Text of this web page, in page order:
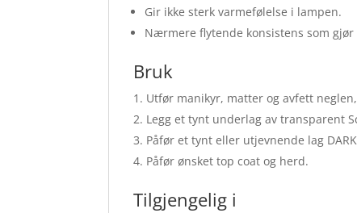
Gir ikke sterk varmefølelse i lampen.
Nærmere flytende konsistens som
Bruk
Utfør manikyr, matter og avfett
Legg et tynt underlag av transparent
Påfør et tynt eller utjevnende lag
Påfør ønsket top coat og herd.
Tilgjengelig i